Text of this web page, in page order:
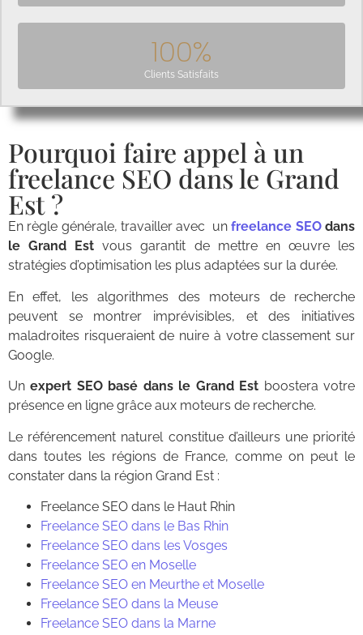
Clients Satisfaits
100%
Pourquoi faire appel à un
freelance SEO dans le Grand
Est ?
En règle générale, travailler avec unfreelance SEOdans
le Grand Est vous garantit de mettre en œuvre les
stratégies d’optimisation les plus adaptées sur la durée.
En effet, les algorithmes des moteurs de recherche
peuvent se montrer imprévisibles, et des initiatives
maladroites risqueraient de nuire à votre classement sur
Google.
Unexpert SEO basé dans le Grand Est boostera votre
présence en ligne grâce aux moteurs de recherche.
Le référencement naturel constitue d’ailleurs une priorité
dans toutes les régions de France, comme on peut le
constater dans la région Grand Est :
Freelance SEO dans le Haut Rhin
Freelance SEO dans le Bas Rhin
Freelance SEO dans les Vosges
Freelance SEO en Moselle
Freelance SEO en Meurthe et Moselle
Freelance SEO dans la Meuse
Freelance SEO dans la Marne